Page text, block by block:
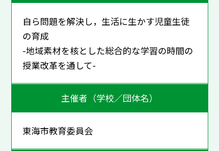
自ら問題を解決し，生活に生かす児童生徒
の育成
-地域素材を核とした総合的な学習の時間の
授業改革を通して-
主催者（学校／団体名）
東海市教育委員会